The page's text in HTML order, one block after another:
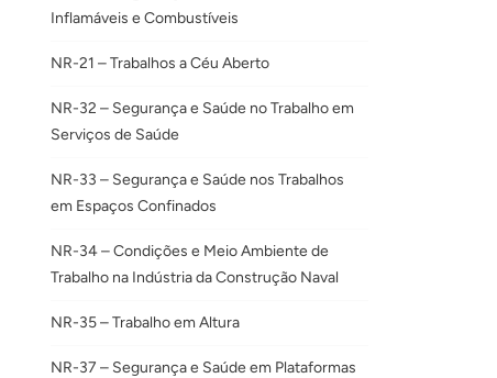
Inflamáveis e Combustíveis
NR-21 – Trabalhos a Céu Aberto
NR-32 – Segurança e Saúde no Trabalho em
Serviços de Saúde
NR-33 – Segurança e Saúde nos Trabalhos
em Espaços Confinados
NR-34 – Condições e Meio Ambiente de
Trabalho na Indústria da Construção Naval
NR-35 – Trabalho em Altura
NR-37 – Segurança e Saúde em Plataformas